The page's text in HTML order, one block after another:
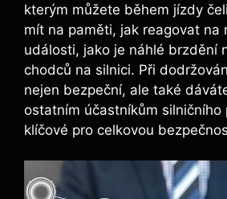
kterým můžete během jízdy
mít na paměti, jak reagovat na
události, jako je náhlé brzdění
chodců na silnici. Při
nejen bezpeční, ale také
ostatním účastníkům silničního
klíčové pro celkovou